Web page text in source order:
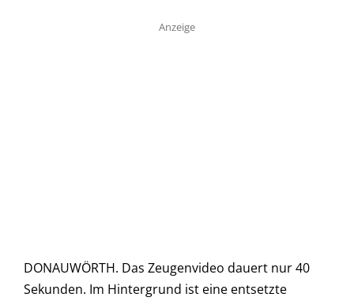
Anzeige
DONAUWÖRTH. Das Zeugenvideo dauert nur 40
Sekunden. Im Hintergrund ist eine entsetzte